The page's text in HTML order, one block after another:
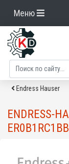
Меню
Endress Hauser
ENDRESS-